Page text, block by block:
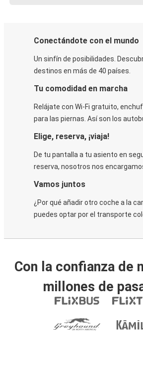
Conectándote con el mundo
Un sinfín de posibilidades.
destinos en más de 40 países.
Tu comodidad en marcha
Relájate con Wi-Fi gratuito,
para las piernas. Así son los
Elige, reserva, ¡viaja!
De tu pantalla a tu asiento en
reserva, nosotros nos
Vamos juntos
¿Por qué añadir otro coche a la
puedes optar por el transporte
Con la confianza de
millones de